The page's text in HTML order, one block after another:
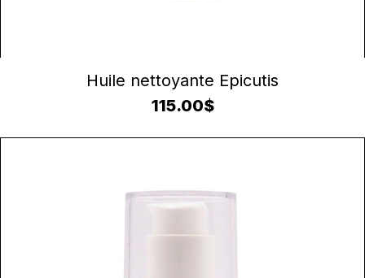
AJOUTER AU PANIER
Huile nettoyante Epicutis
115.00$